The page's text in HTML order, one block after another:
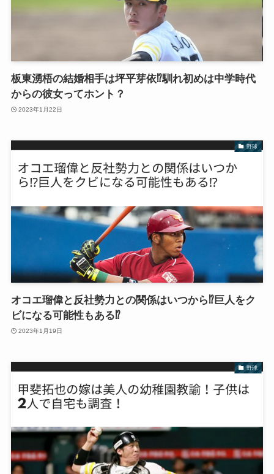
板東湧梧の結婚相手は坪平芽依⁉︎馴れ初めは中学時代
からの彼女ってホント？
2023年1月22日
野球
オコエ瑠偉と反社勢力との関係はいつから⁉︎巨人をク
ビになる可能性もある⁉︎
2023年1月19日
野球